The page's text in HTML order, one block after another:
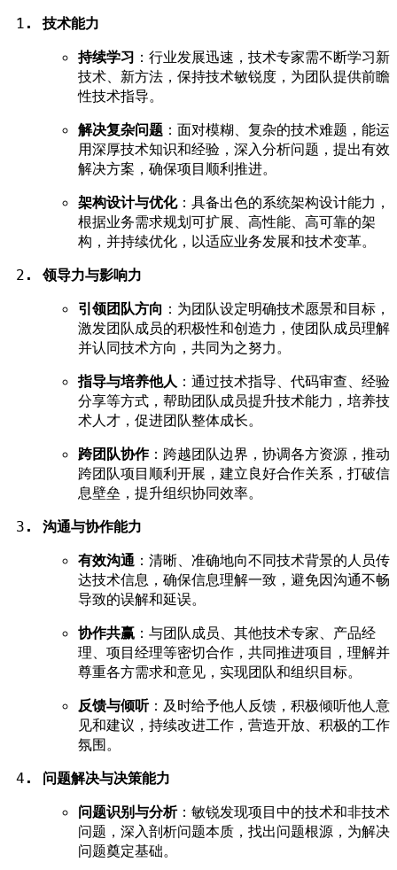
技术能力
持续学习 ：行业发展迅速，技术专家需不断学习新
技术、新方法，保持技术敏锐度，为团队提供前瞻
性技术指导。
解决复杂问题 ：面对模糊、复杂的技术难题，能运
用深厚技术知识和经验，深入分析问题，提出有效
解决方案，确保项目顺利推进。
架构设计与优化：具备出色的系统架构设计能力，
根据业务需求规划可扩展、高性能、高可靠的架
构，并持续优化，以适应业务发展和技术变革。
领导力与影响力
引领团队方向 ：为团队设定明确技术愿景和目标，
激发团队成员的积极性和创造力，使团队成员理解
并认同技术方向，共同为之努力。
指导与培养他人：通过技术指导、代码审查、经验
分享等方式，帮助团队成员提升技术能力，培养技
术人才，促进团队整体成长。
跨团队协作：跨越团队边界，协调各方资源，推动
跨团队项目顺利开展，建立良好合作关系，打破信
息壁垒，提升组织协同效率。
沟通与协作能力
有效沟通 ：清晰、准确地向不同技术背景的人员传
达技术信息，确保信息理解一致，避免因沟通不畅
导致的误解和延误。
协作共赢 ：与团队成员、其他技术专家、产品经
理、项目经理等密切合作，共同推进项目，理解并
尊重各方需求和意见，实现团队和组织目标。
反馈与倾听：及时给予他人反馈，积极倾听他人意
见和建议，持续改进工作，营造开放、积极的工作
氛围。
问题解决与决策能力
问题识别与分析：敏锐发现项目中的技术和非技术
问题，深入剖析问题本质，找出问题根源，为解决
问题奠定基础。